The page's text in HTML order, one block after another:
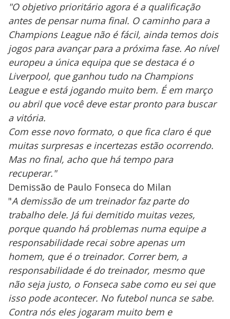
"O objetivo prioritário agora é a qualificação
antes de pensar numa final. O caminho para a
Champions League não é fácil, ainda temos dois
jogos para avançar para a próxima fase. Ao nível
europeu a única equipa que se destaca é o
Liverpool, que ganhou tudo na Champions
League e está jogando muito bem. É em março
ou abril que você deve estar pronto para buscar
a vitória.
Com esse novo formato, o que fica claro é que
muitas surpresas e incertezas estão ocorrendo.
Mas no final, acho que há tempo para
recuperar."
Demissão de Paulo Fonseca do Milan
"A demissão de um treinador faz parte do
trabalho dele. Já fui demitido muitas vezes,
porque quando há problemas numa equipe a
responsabilidade recai sobre apenas um
homem, que é o treinador. Correr bem, a
responsabilidade é do treinador, mesmo que
não seja justo, o Fonseca sabe como eu sei que
isso pode acontecer. No futebol nunca se sabe.
Contra nós eles jogaram muito bem e